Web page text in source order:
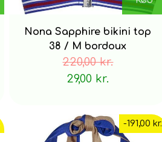
Nona Sapphire bikini top
38 / M bordoux
220,00 kr.
29,00 kr.
-191,00 kr.